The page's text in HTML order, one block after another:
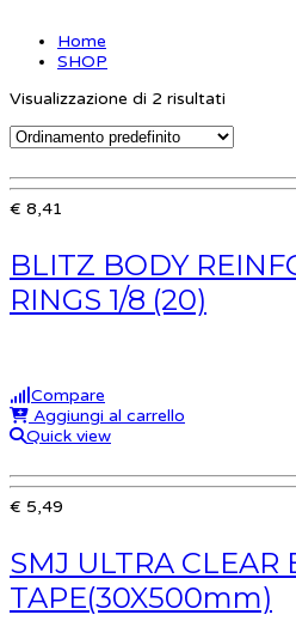
Home
SHOP
Visualizzazione di 2 risultati
€ 8,41
BLITZ BODY
RINGS 1/8 (20)
Compare
Aggiungi al carrello
Quick view
€ 5,49
SMJ ULTRA CLEAR
TAPE(30X500mm)